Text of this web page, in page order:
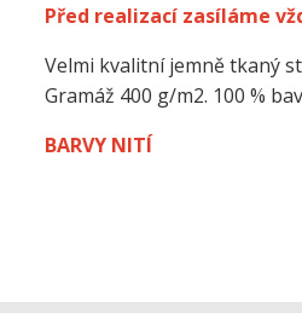
Před realizací zasíláme
Velmi kvalitní jemně tkaný
Gramáž 400 g/m2. 100 %
BARVY NITÍ